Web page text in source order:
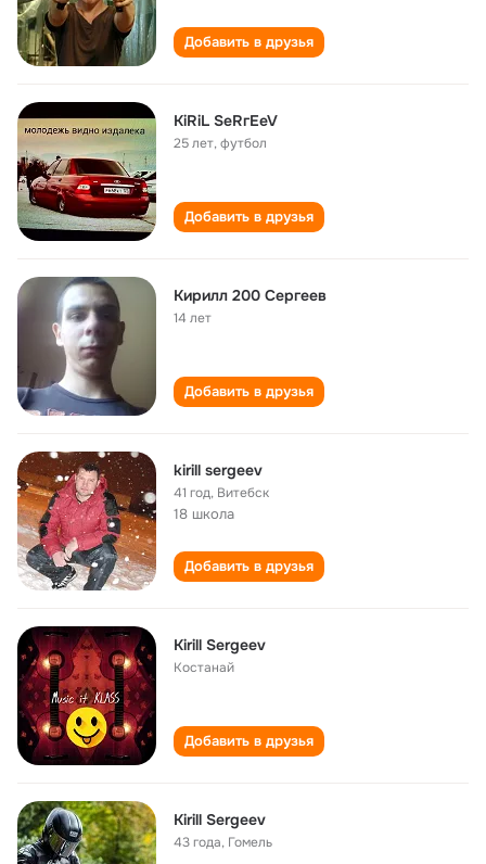
Добавить в друзья
KiRiL SeRгEeV
25 лет,футбол
Добавить в друзья
Кирилл 200 Сергеев
14 лет
Добавить в друзья
kirill sergeev
41 год, Витебск
18 школа
Добавить в друзья
Kirill Sergeev
Костанай
Добавить в друзья
Kirill Sergeev
43 года, Гомель